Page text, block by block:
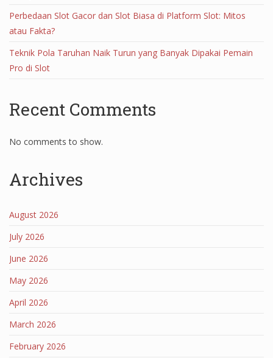
Perbedaan Slot Gacor dan Slot Biasa di Platform Slot: Mitos
atau Fakta?
Teknik Pola Taruhan Naik Turun yang Banyak Dipakai Pemain
Pro di Slot
Recent Comments
No comments to show.
Archives
August 2026
July 2026
June 2026
May 2026
April 2026
March 2026
February 2026